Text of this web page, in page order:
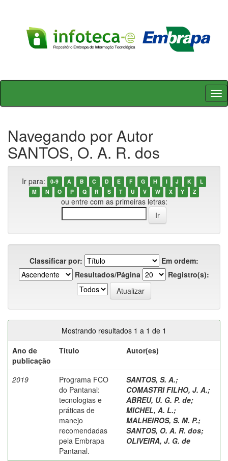
Skip
Navegando por Autor
SANTOS, O. A. R. dos
Ir para: 0-9 A B C D E F G H I J K
L
M
N O P Q R S T U V W X Y Z
ou entre com as primeiras letras:
Classificar por:
Em ordem:
Resultados/Página
Registro(s):
Mostrando resultados 1 a 1 de 1
Ano de
publicação
Título Autor(es)
2019
Programa FCO
do Pantanal:
tecnologias e
práticas de
manejo
recomendadas
pela Embrapa
Pantanal.
SANTOS, S. A.;
COMASTRI FILHO, J. A.;
ABREU, U. G. P. de;
MICHEL, A. L.;
MALHEIROS, S. M. P.;
SANTOS, O. A. R. dos;
OLIVEIRA, J. G. de